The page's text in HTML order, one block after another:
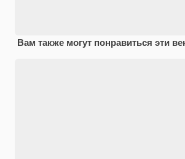
Вам также могут понравиться эти